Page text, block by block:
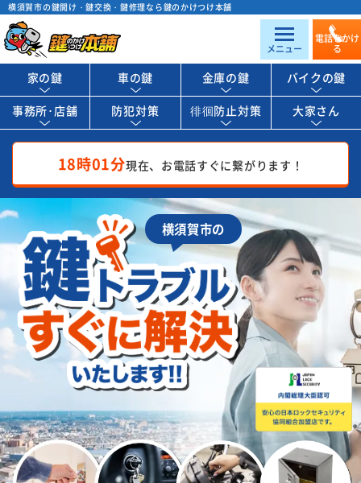
横須賀市の鍵開け・鍵交換・鍵修理なら鍵のかけつけ本舗
メニュー
電話をかけ
る
家の鍵 車の鍵 金庫の鍵 バイクの鍵
事務所･店舗 防犯対策 徘徊防止対策 大家さん
18時01分現在、お電話すぐに繋がります！
横須賀市の